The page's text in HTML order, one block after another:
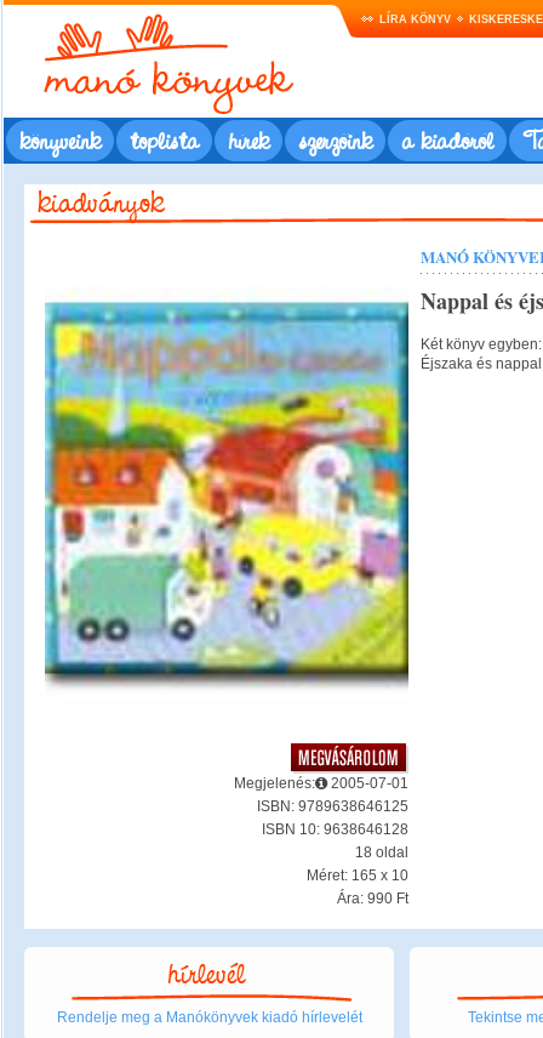
LÍRA KÖNYV
könyveink toplista hírek szerzőink a kiadóról
Megjelenés:
2005-07-01
ISBN: 9789638646125
ISBN 10: 9638646128
18 oldal
Méret: 165 x 10
Ára: 990 Ft
MANÓ
Nappal és
Két könyv
Éjszaka és
Rendelje meg a Manókönyvek kiadó hírlevelét Tekintse